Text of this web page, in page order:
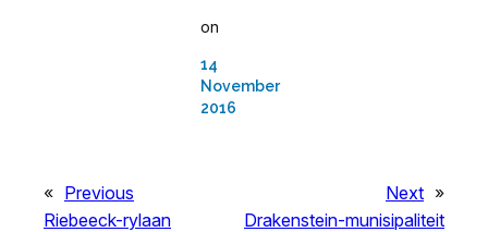
on
14
November
2016
« Previous
Riebeeck-rylaan
Next »
Drakenstein-munisipaliteit